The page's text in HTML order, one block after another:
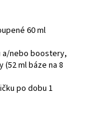
60 ml
a/nebo boostery,
ml báze na 8
po dobu 1